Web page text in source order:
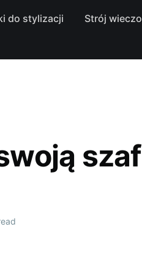
do stylizacji Strój